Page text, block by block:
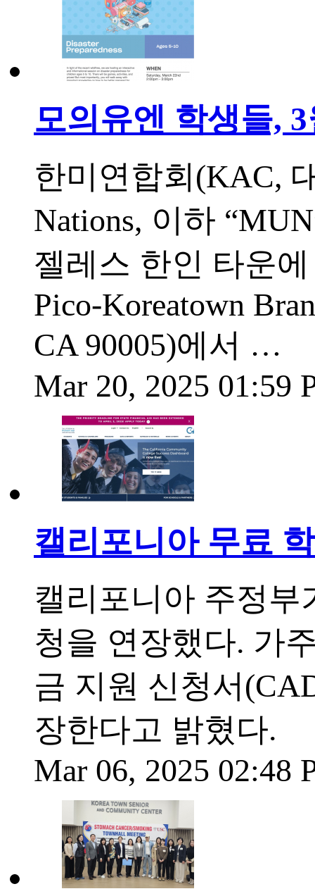
모의유엔 학생들,
한미연합회(KAC,
Nations, 이하
젤레스 한인 타운
Pico-Koreatown
CA 90005)에서 …
Mar 20, 2025 01:59
캘리포니아 무료
캘리포니아 주정부
청을 연장했다. 가
금 지원 신청서
장한다고 밝혔다.
Mar 06, 2025 02:48